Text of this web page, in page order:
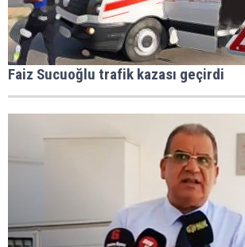
Faiz Sucuoğlu trafik kazası geçirdi